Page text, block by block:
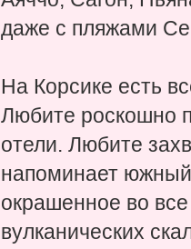
даже с пляжами
На Корсике есть
Любите роскошно
отели. Любите
напоминает южный
окрашенное во
вулканических